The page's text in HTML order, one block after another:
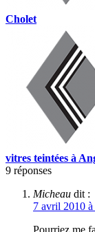
Cholet
vitres teintées à
9 réponses
Micheau dit :
7 avril 2010